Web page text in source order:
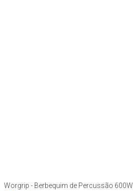
Worgrip - Berbequim de Percussão 600W